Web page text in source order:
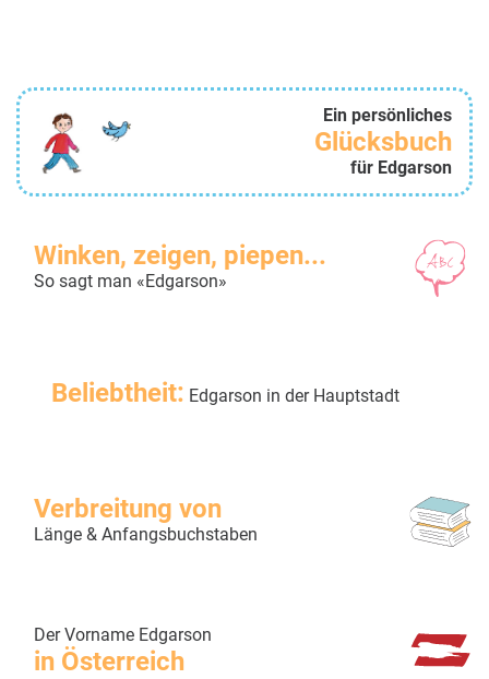
Ein persönliches
Glücksbuch
für Edgarson
Winken, zeigen, piepen...
So sagt man «Edgarson»
Beliebtheit: Edgarson in der Hauptstadt
Verbreitung von
Länge & Anfangsbuchstaben
Der Vorname Edgarson
in Österreich